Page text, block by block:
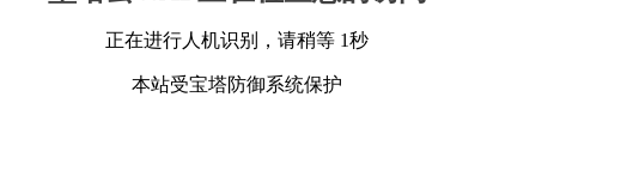
正在进行人机识别，请稍等 1秒
本站受宝塔防御系统保护